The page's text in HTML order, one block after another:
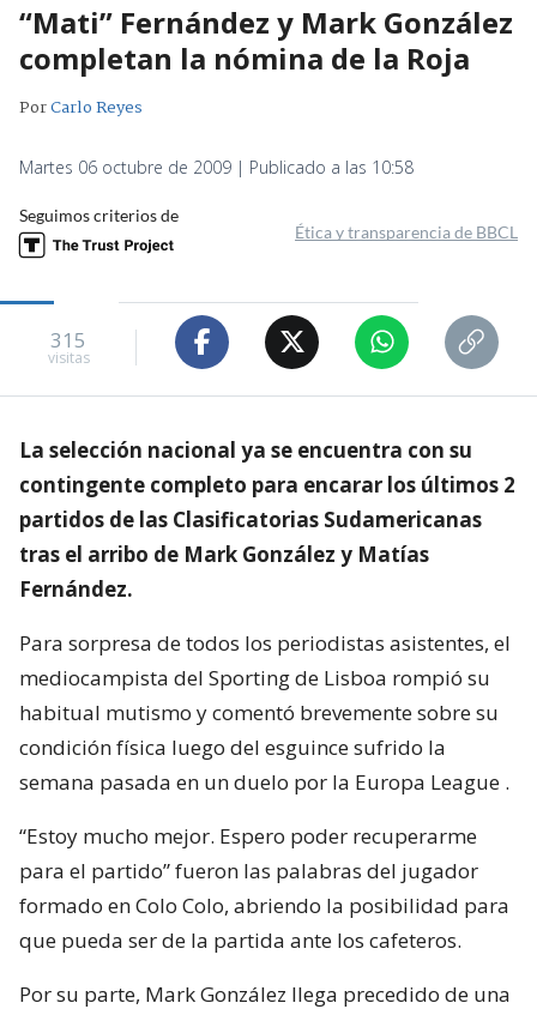
“Mati” Fernández y Mark González
completan la nómina de la Roja
PorCarlo Reyes
Martes 06 octubre de 2009 | Publicado a las 10:58
Seguimos criterios de
Ética y transparencia de BBCL
315
visitas
La selección nacional ya se encuentra con su
contingente completo para encarar los últimos 2
partidos de las Clasificatorias Sudamericanas
tras el arribo de Mark González y Matías
Fernández.
Para sorpresa de todos los periodistas asistentes, el
mediocampista del Sporting de Lisboa rompió su
habitual mutismo y comentó brevemente sobre su
condición física luego del esguince sufrido la
semana pasada en un duelo por la Europa League .
“Estoy mucho mejor. Espero poder recuperarme
para el partido” fueron las palabras del jugador
formado en Colo Colo, abriendo la posibilidad para
que pueda ser de la partida ante los cafeteros.
Por su parte, Mark González llega precedido de una